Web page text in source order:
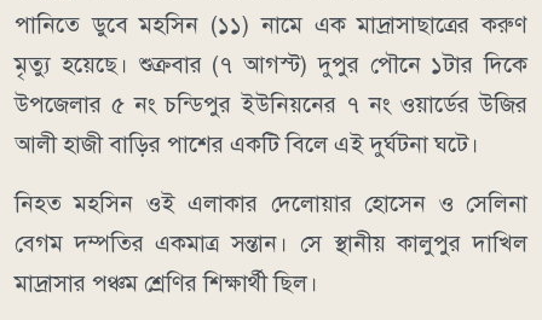
পানিতে ডুবে মহসিন (১১) নামে এক মাদ্রাসাছাত্রের করুণ
মৃত্যু হয়েছে। শুক্রবার (৭ আগস্ট) দুপুর পৌনে ১টার দিকে
উপজেলার ৫ নং চন্ডিপুর ইউনিয়নের ৭ নং ওয়ার্ডের উজির
আলী হাজী বাড়ির পাশের একটি বিলে এই দুর্ঘটনা ঘটে।
নিহত মহসিন ওই এলাকার দেলোয়ার হোসেন ও সেলিনা
বেগম দম্পতির একমাত্র সন্তান। সে স্থানীয় কালুপুর দাখিল
মাদ্রাসার পঞ্চম শ্রেণির শিক্ষার্থী ছিল।